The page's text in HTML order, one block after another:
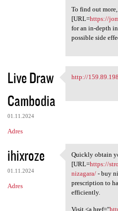
To find out more,
[URL=https://
for an in-depth
possible side
Live Draw
Cambodia
01.11.2024
Adres
http://
http://
ihixroze
01.11.2024
Adres
Quickly
Quickly obtain
[URL=https://
nizagara/- buy
prescription to
efficiently.
Visit <a href="